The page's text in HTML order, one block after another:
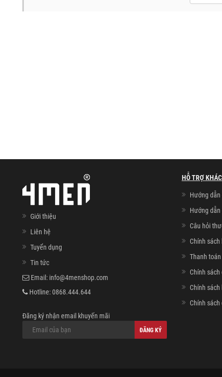
Giới thiệu
Liên hệ
Tuyển dụng
Tin tức
Email: info@4menshop.com
Hotline:0868.444.644
Đăng ký nhận email khuyến mãi
ĐĂNG KÝ
HỖ TRỢ
Hướng dẫn
Hướng dẫn
Câu hỏi
Chính sách
Thanh toán
Chính sách
Chính
Chính sách